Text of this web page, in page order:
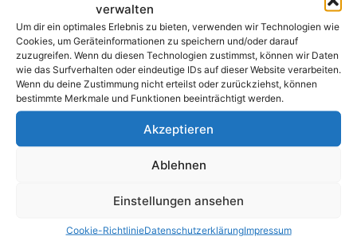
verwalten
Um dir ein optimales Erlebnis zu bieten, verwenden wir Technologien wie
Cookies, um Geräteinformationen zu speichern und/oder darauf
zuzugreifen. Wenn du diesen Technologien zustimmst, können wir Daten
wie das Surfverhalten oder eindeutige IDs auf dieser Website verarbeiten.
Wenn du deine Zustimmung nicht erteilst oder zurückziehst, können
bestimmte Merkmale und Funktionen beeinträchtigt werden.
Akzeptieren
Ablehnen
Einstellungen ansehen
Cookie-RichtlinieDatenschutzerklärungImpressum